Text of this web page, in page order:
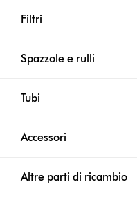
Filtri
Spazzole e rulli
Tubi
Accessori
Altre parti di ricambio